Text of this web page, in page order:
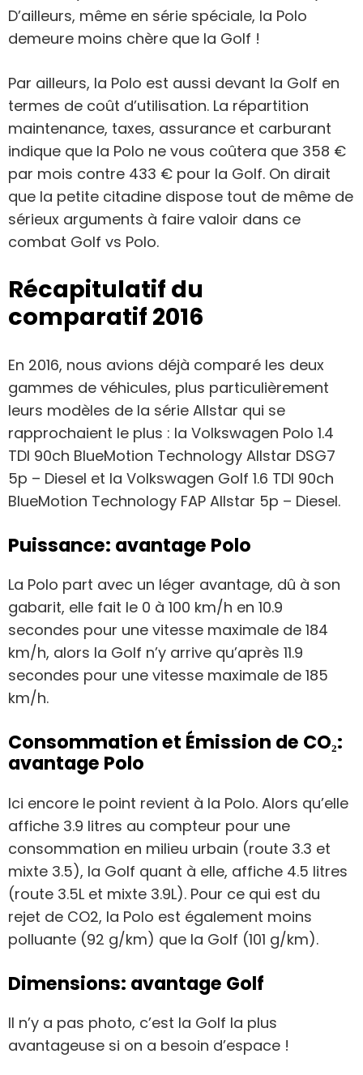
D’ailleurs, même en série spéciale, la Polo
demeure moins chère que la Golf !
Par ailleurs, la Polo est aussi devant la Golf en
termes de coût d’utilisation. La répartition
maintenance, taxes, assurance et carburant
indique que la Polo ne vous coûtera que 358 €
par mois contre 433 € pour la Golf. On dirait
que la petite citadine dispose tout de même de
sérieux arguments à faire valoir dans ce
combat Golf vs Polo.
Récapitulatif du
comparatif 2016
En 2016, nous avions déjà comparé les deux
gammes de véhicules, plus particulièrement
leurs modèles de la série Allstar qui se
rapprochaient le plus : la Volkswagen Polo 1.4
TDI 90ch BlueMotion Technology Allstar DSG7
5p – Diesel et la Volkswagen Golf 1.6 TDI 90ch
BlueMotion Technology FAP Allstar 5p – Diesel.
Puissance: avantage Polo
La Polo part avec un léger avantage, dû à son
gabarit, elle fait le 0 à 100 km/h en 10.9
secondes pour une vitesse maximale de 184
km/h, alors la Golf n’y arrive qu’après 11.9
secondes pour une vitesse maximale de 185
km/h.
Consommation et Émission de CO₂:
avantage Polo
Ici encore le point revient à la Polo. Alors qu’elle
affiche 3.9 litres au compteur pour une
consommation en milieu urbain (route 3.3 et
mixte 3.5), la Golf quant à elle, affiche 4.5 litres
(route 3.5L et mixte 3.9L). Pour ce qui est du
rejet de CO2, la Polo est également moins
polluante (92 g/km) que la Golf (101 g/km).
Dimensions: avantage Golf
Il n’y a pas photo, c’est la Golf la plus
avantageuse si on a besoin d’espace !